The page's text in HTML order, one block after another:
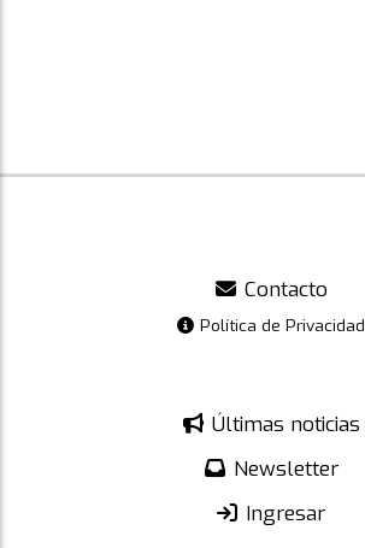
Contacto
Política de Privacidad
Últimas noticias
Newsletter
Ingresar